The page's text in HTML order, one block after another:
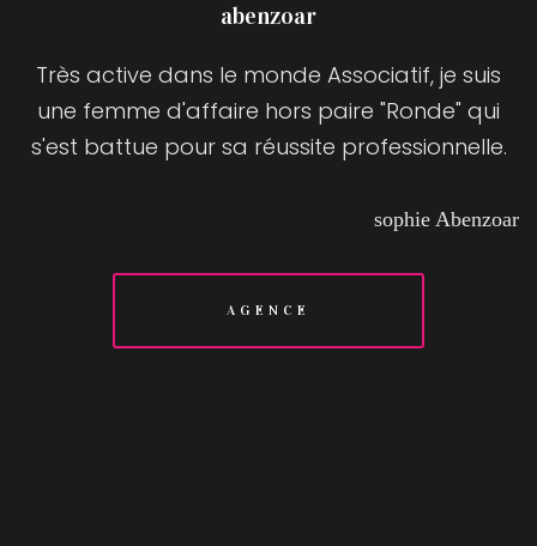
abenzoar
Très active dans le monde Associatif, je suis
une femme d'affaire hors paire "Ronde" qui
s'est battue pour sa réussite professionnelle.
sophie Abenzoar
AGENCE